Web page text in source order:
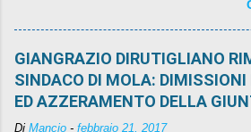
GIANGRAZIO DIRUTIGLIANO
SINDACO DI MOLA: DIMISSIONI
ED AZZERAMENTO DELLA
Di Mancio - febbraio 21, 2017